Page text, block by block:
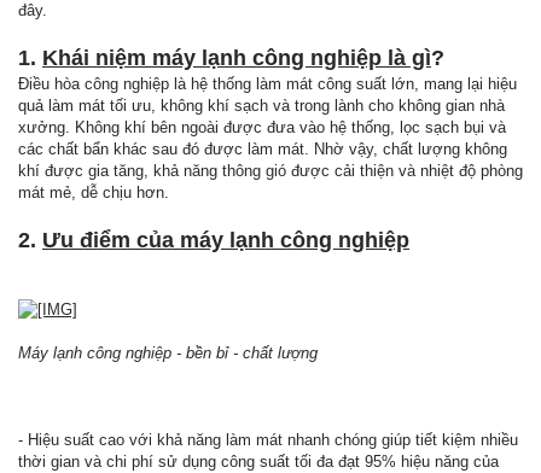
đây.
1. Khái niệm máy lạnh công nghiệp là gì?
Điều hòa công nghiệp là hệ thống làm mát công suất lớn, mang lại hiệu
quả làm mát tối ưu, không khí sạch và trong lành cho không gian nhà
xưởng. Không khí bên ngoài được đưa vào hệ thống, lọc sạch bụi và
các chất bẩn khác sau đó được làm mát. Nhờ vậy, chất lượng không
khí được gia tăng, khả năng thông gió được cải thiện và nhiệt độ phòng
mát mẻ, dễ chịu hơn.
2. Ưu điểm của máy lạnh công nghiệp
Máy lạnh công nghiệp - bền bỉ - chất lượng
- Hiệu suất cao với khả năng làm mát nhanh chóng giúp tiết kiệm nhiều
thời gian và chi phí sử dụng công suất tối đa đạt 95% hiệu năng của